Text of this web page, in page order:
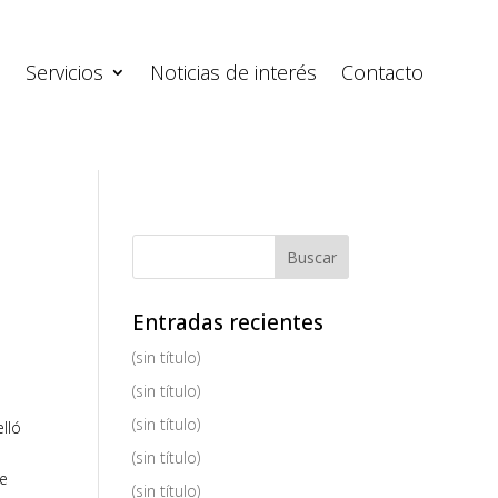
Servicios Noticias de interés Contacto
Entradas recientes
(sin título)
(sin título)
(sin título)
(sin título)
(sin título)